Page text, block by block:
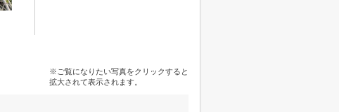
※ご覧になりたい写真をクリックすると
拡大されて表示されます。